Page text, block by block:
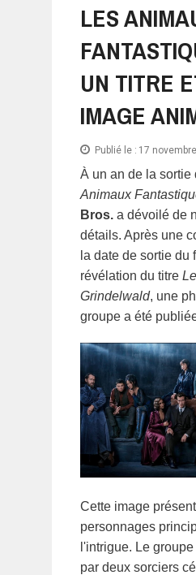
LES
UN TITRE
IMAGE
Publié le : 17
À un an de la sortie
Animaux
Bros. a dévoilé de
détails. Après une
la date de sortie du
révélation du titre
Grindelwald, une
groupe a été
Cette image
personnages
l'intrigue. Le
par deux sorciers